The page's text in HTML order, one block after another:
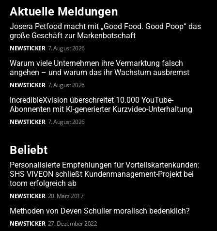
Aktuelle Meldungen
Josera Petfood macht mit „Good Food. Good Poop“ das
große Geschäft zur Markenbotschaft
NEWSTICKER 7. August 2026
Warum viele Unternehmen ihre Vermarktung falsch
angehen – und warum das ihr Wachstum ausbremst
NEWSTICKER 7. August 2026
IncredibleXvision überschreitet 10.000 YouTube-
Abonnenten mit KI-generierter Kurzvideo-Unterhaltung
NEWSTICKER 7. August 2026
Beliebt
Personalisierte Empfehlungen für Vorteilskartenkunden:
SHS VIVEON schließt Kundenmanagement-Projekt bei
toom erfolgreich ab
NEWSTICKER 20. März 2017
Methoden von Deven Schuller moralisch bedenklich?
NEWSTICKER 27. Dezember 2022